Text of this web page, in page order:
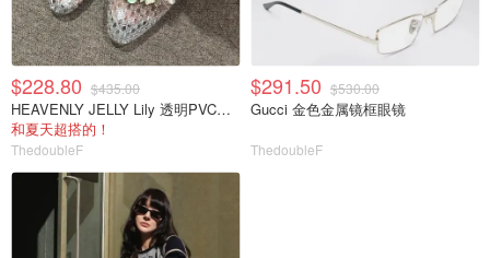
$228.80 $435.00
HEAVENLY JELLY Lily 透明PVC芭蕾鞋 珠饰花
和夏天超搭的！
ThedoubleF
$291.50 $530.00
Gucci 金色金属镜框眼镜
ThedoubleF